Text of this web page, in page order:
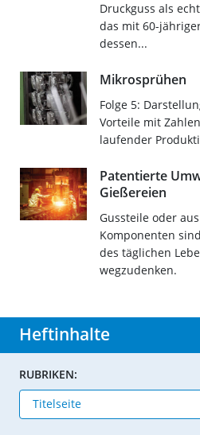
Druckguss als
das mit 60-
dessen...
Mikrosprühen
Folge 5:
Vorteile mit
laufender
Patentierte
Gießereien
Gussteile oder
Komponenten
des täglichen
wegzudenken.
Heftinhalte
RUBRIKEN: